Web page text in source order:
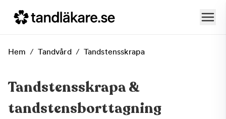
Hem / Tandvård / Tandstensskrapa
Tandstensskrapa &
tandstensborttagning